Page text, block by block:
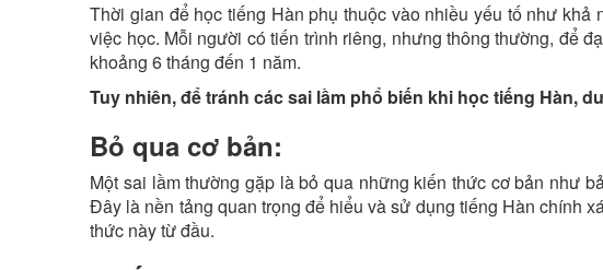
Thời gian để học tiếng Hàn phụ thuộc vào nhiều yếu tố như
việc học. Mỗi người có tiến trình riêng, nhưng thông thường, để
khoảng 6 tháng đến 1 năm.
Tuy nhiên, để tránh các sai lầm phổ biến khi học tiếng Hàn,
Bỏ qua cơ bản:
Một sai lầm thường gặp là bỏ qua những kiến thức cơ bản như
Đây là nền tảng quan trọng để hiểu và sử dụng tiếng Hàn chính
thức này từ đầu.